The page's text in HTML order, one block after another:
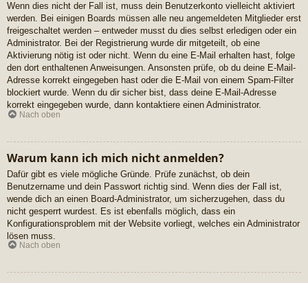
Wenn dies nicht der Fall ist, muss dein Benutzerkonto vielleicht aktiviert
werden. Bei einigen Boards müssen alle neu angemeldeten Mitglieder erst
freigeschaltet werden – entweder musst du dies selbst erledigen oder ein
Administrator. Bei der Registrierung wurde dir mitgeteilt, ob eine
Aktivierung nötig ist oder nicht. Wenn du eine E-Mail erhalten hast, folge
den dort enthaltenen Anweisungen. Ansonsten prüfe, ob du deine E-Mail-
Adresse korrekt eingegeben hast oder die E-Mail von einem Spam-Filter
blockiert wurde. Wenn du dir sicher bist, dass deine E-Mail-Adresse
korrekt eingegeben wurde, dann kontaktiere einen Administrator.
Nach oben
Warum kann ich mich nicht anmelden?
Dafür gibt es viele mögliche Gründe. Prüfe zunächst, ob dein
Benutzername und dein Passwort richtig sind. Wenn dies der Fall ist,
wende dich an einen Board-Administrator, um sicherzugehen, dass du
nicht gesperrt wurdest. Es ist ebenfalls möglich, dass ein
Konfigurationsproblem mit der Website vorliegt, welches ein Administrator
lösen muss.
Nach oben